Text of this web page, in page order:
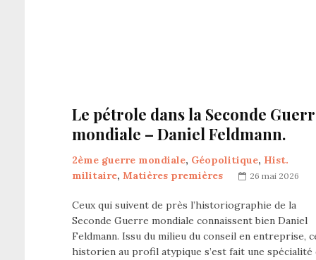
Le pétrole dans la Seconde
mondiale – Daniel Feldmann.
2ème guerre mondiale, Géopolitique, Hist.
militaire, Matières premières 26 mai 2026
Ceux qui suivent de près l’historiographie de la
Seconde Guerre mondiale connaissent bien Daniel
Feldmann. Issu du milieu du conseil en entreprise,
historien au profil atypique s’est fait une spécialité